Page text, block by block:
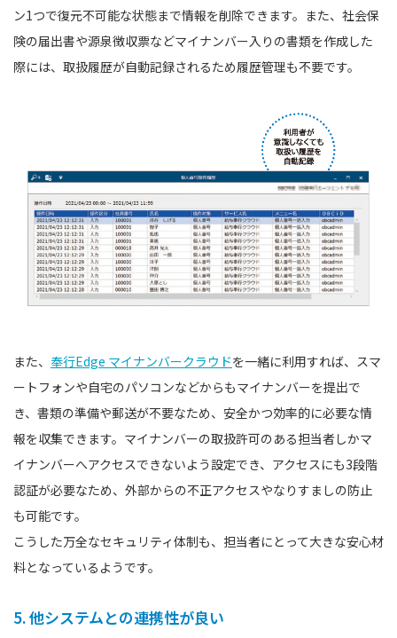
ン1つで復元不可能な状態まで情報を削除できます。また、社会保
険の届出書や源泉徴収票などマイナンバー入りの書類を作成した
際には、取扱履歴が自動記録されるため履歴管理も不要です。
また、 奉行Edge マイナンバークラウドを一緒に利用すれば、スマ
ートフォンや自宅のパソコンなどからもマイナンバーを提出で
き、書類の準備や郵送が不要なため、安全かつ効率的に必要な情
報を収集できます。マイナンバーの取扱許可のある担当者しかマ
イナンバーへアクセスできないよう設定でき、アクセスにも3段階
認証が必要なため、外部からの不正アクセスやなりすましの防止
も可能です。
こうした万全なセキュリティ体制も、担当者にとって大きな安心材
料となっているようです。
5. 他システムとの連携性が良い